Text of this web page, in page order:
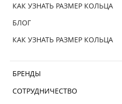
КАК УЗНАТЬ РАЗМЕР КОЛЬЦА
БЛОГ
КАК УЗНАТЬ РАЗМЕР КОЛЬЦА
БРЕНДЫ
СОТРУДНИЧЕСТВО